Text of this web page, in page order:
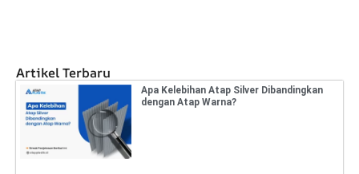
Artikel Terbaru
Apa Kelebihan Atap Silver Dibandingkan
dengan Atap Warna?